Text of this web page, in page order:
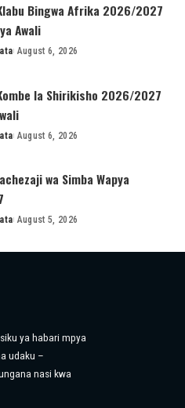
Bingwa Afrika 2026/2027
Awali
August 6, 2026
la Shirikisho 2026/2027
August 6, 2026
wa Simba Wapya
August 5, 2026
ya habari mpya
udaku –
nasi kwa